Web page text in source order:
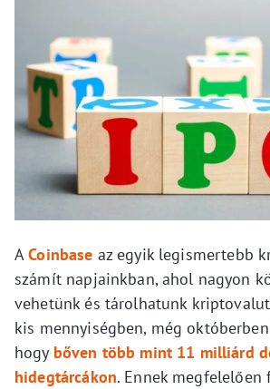
ACoinbase az egyik legismertebb
számít napjainkban, ahol nagyon
vehetünk és tárolhatunk
kis mennyiségben, még
hogy bőven több mint 11 milliárd
hidegtárcákon. Ennek megfelelően